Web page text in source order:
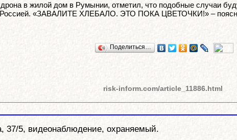
в жилой дом в Румынии, отметил, что подобные случаи
Россией. «ЗАВАЛИТЕ ХЛЕБАЛО. ЭТО ПОКА ЦВЕТОЧКИ!» –
Поделиться…
risk-inform.com/article_11886.html
37/5, видеонаблюдение, охраняемый.